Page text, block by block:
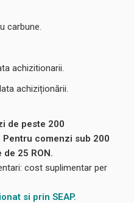
carbune.
achizitionarii.
achiziționării.
de peste 200
comenzi sub 200
25 RON.
cost suplimentar per
si prin SEAP.